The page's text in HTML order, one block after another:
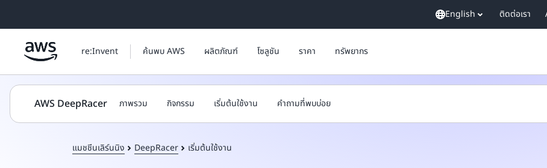
English ติดต่อเรา
re:Invent ค้นพบ AWS ผลิตภัณฑ์ โซลูชัน ราคา ทรัพยากร
AWS DeepRacer ภาพรวม กิจกรรม เริ่มต้นใช้งาน คำถามที่พบบ่อย
แมชชีนเลิร์นนิง DeepRacer เริ่มต้นใช้งาน